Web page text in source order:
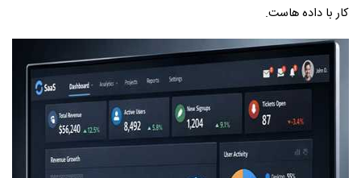
کار با داده‌ هاست.